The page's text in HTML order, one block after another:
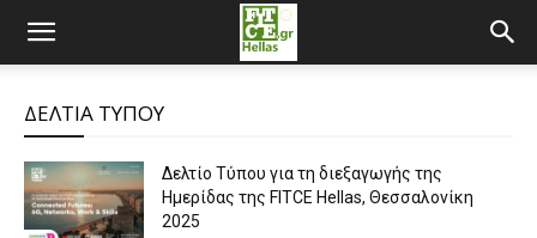
ΔΕΛΤΙΑ ΤΥΠΟΥ
Δελτίο Τύπου για τη διεξαγωγής της
Ημερίδας της FITCE Hellas, Θεσσαλονίκη
2025